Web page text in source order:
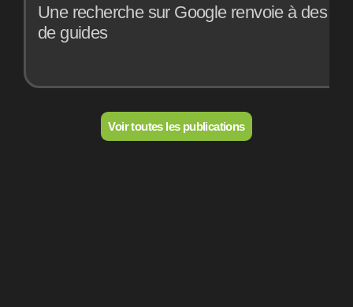
Une recherche sur Google renvoie à des
de guides
Voir toutes les publications